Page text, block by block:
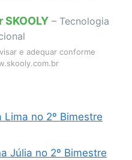
– Tecnologia
e adequar conforme
no 2º Bimestre
Júlia no 2º Bimestre